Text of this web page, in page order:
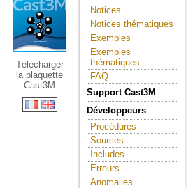
Télécharger
la plaquette
Cast3M
Notices
Notices thématiques
Exemples
Exemples
thématiques
FAQ
Support Cast3M
Développeurs
Procédures
Sources
Includes
Erreurs
Anomalies